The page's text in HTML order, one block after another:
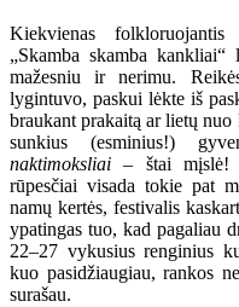
Kiekvienas
„Skamba skamba
mažesniu ir nerimu.
lygintuvo, paskui lėkte iš
braukant prakaitą ar lietų
sunkius (esminius!)
naktimoksliai– štai
rūpesčiai visada tokie pat
namų kertės, festivalis
ypatingas tuo, kad pagaliau
22–27 vykusius renginius
kuo pasidžiaugiau, rankos
surašau.